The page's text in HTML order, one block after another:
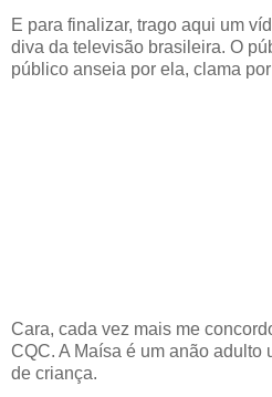
E para finalizar, trago aqui um
diva da televisão brasileira. O
público anseia por ela, clama
Cara, cada vez mais me
CQC. A Maísa é um anão adulto
de criança.